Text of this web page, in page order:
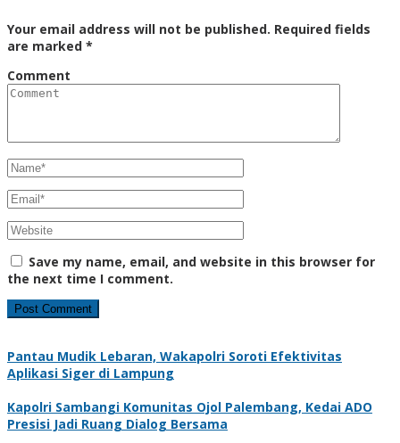
Your email address will not be published. Required fields
are marked *
Comment
Save my name, email, and website in this browser for
the next time I comment.
Pantau Mudik Lebaran, Wakapolri Soroti Efektivitas
Aplikasi Siger di Lampung
Kapolri Sambangi Komunitas Ojol Palembang, Kedai ADO
Presisi Jadi Ruang Dialog Bersama